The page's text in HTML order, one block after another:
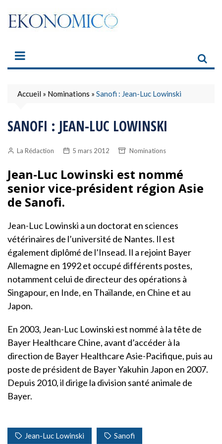
content
Accueil » Nominations » Sanofi : Jean-Luc Lowinski
SANOFI : JEAN-LUC LOWINSKI
La Rédaction 5 mars 2012 Nominations
Jean-Luc Lowinski est nommé
senior vice-président région Asie
de Sanofi.
Jean-Luc Lowinski a un doctorat en sciences
vétérinaires de l’université de Nantes. Il est
également diplômé de l’Insead. Il a rejoint Bayer
Allemagne en 1992 et occupé différents postes,
notamment celui de directeur des opérations à
Singapour, en Inde, en Thaïlande, en Chine et au
Japon.
En 2003, Jean-Luc Lowinski est nommé à la tête de
Bayer Healthcare Chine, avant d’accéder à la
direction de Bayer Healthcare Asie-Pacifique, puis au
poste de président de Bayer Yakuhin Japon en 2007.
Depuis 2010, il dirige la division santé animale de
Bayer.
Jean-Luc Lowinski Sanofi